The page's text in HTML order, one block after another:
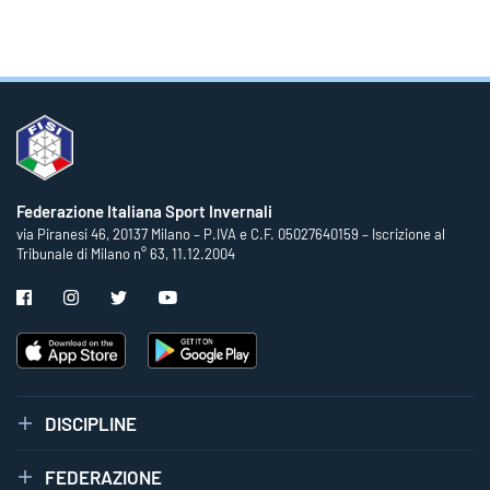
Federazione Italiana Sport Invernali
via Piranesi 46, 20137 Milano – P.IVA e C.F. 05027640159 – Iscrizione al
Tribunale di Milano n° 63, 11.12.2004
DISCIPLINE
FEDERAZIONE